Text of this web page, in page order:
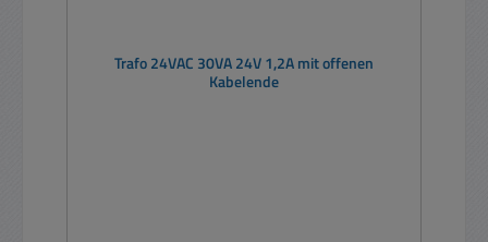
Trafo 24VAC 30VA 24V 1,2A mit offenen
Kabelende